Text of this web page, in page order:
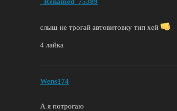
слыш не трогай автовитовку тип хей
4 лайка
Wens174
А я потрогаю